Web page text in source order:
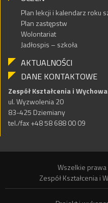
Plan lekcji i kalendarz roku
Plan zastępstw
Wolontariat
Jadłospis – szkoła
AKTUALNOŚCI
DANE KONTAKTOWE
Zespół Kształcenia i
ul. Wyzwolenia 20
83-425 Dziemiany
tel./fax +48 58 688 00 09
Wszelkie
Zespół Kształcenia i